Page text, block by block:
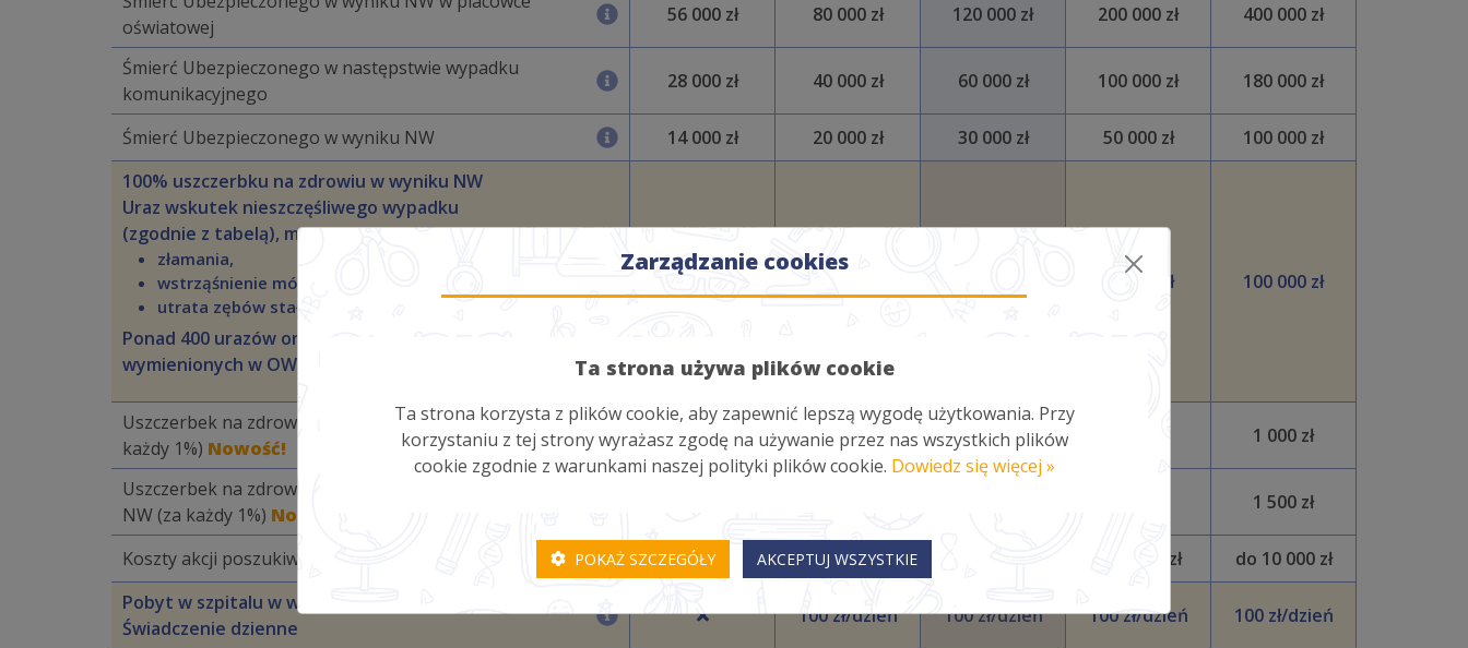
oświatowej
56 000 zł 80 000 zł 120 000 zł 200 000 zł 400 000 zł
Śmierć Ubezpieczonego w następstwie wypadku
komunikacyjnego
28 000 zł 40 000 zł 60 000 zł 100 000 zł 180 000 zł
Śmierć Ubezpieczonego w wyniku NW 14 000 zł 20 000 zł 30 000 zł 50 000 zł
100 000 zł
100% uszczerbku na zdrowiu w wyniku NW
Uraz wskutek nieszczęśliwego wypadku
(zgodnie z tabelą), m.in.:
złamania,
wstrząśnienie mózgu,
utrata zębów stałych.
Ponad 400 urazów oraz uszczerbków
wymienionych w OWU.
14 000 zł 50 000 zł 100 000 zł
Uszczerbek na zdrowiu do 25% w wyniku NW (za
każdy 1%) Nowość!
140 zł 200 zł 300 zł 1 000 zł
Uszczerbek na zdrowiu powyżej 25% w wyniku
NW (za każdy 1%) Nowość!
1 500 zł
Koszty akcji poszukiwawczej dziecka do 1 400 zł do 2 000 zł do 5 000 zł
do 10 000 zł
Pobyt w szpitalu w wyniku NW od 1. do 10. dnia
Świadczenie dzienne
100 zł/dzień 100 zł/dzień 100 zł/dzień 100 zł/dzień
Zarządzanie cookies
Ta strona używa plików cookie
Ta strona korzysta z plików cookie, aby zapewnić lepszą wygodę użytkowania. Przy
korzystaniu z tej strony wyrażasz zgodę na używanie przez nas wszystkich plików
cookie zgodnie z warunkami naszej polityki plików cookie. Dowiedz się więcej »
POKAŻ SZCZEGÓŁY AKCEPTUJ WSZYSTKIE